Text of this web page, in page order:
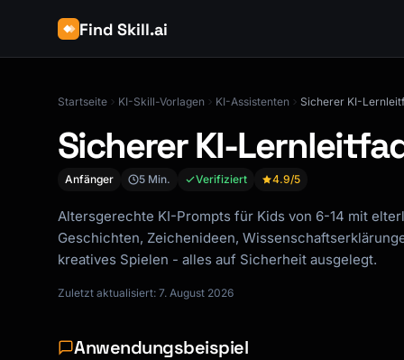
Find Skill.ai
Startseite KI-Skill-Vorlagen KI-Assistenten Sicherer KI-
Sicherer KI-
Anfänger 5 Min. Verifiziert 4.9/5
Altersgerechte KI-Prompts für Kids von 6-14 mit
Geschichten, Zeichenideen,
kreatives Spielen - alles auf Sicherheit ausgelegt.
Zuletzt aktualisiert: 7. August 2026
Anwendungsbeispiel